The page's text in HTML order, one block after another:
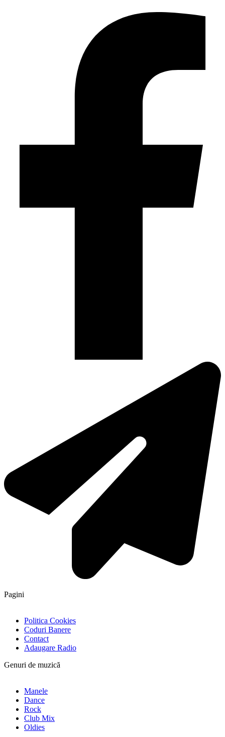
Pagini
Politica Cookies
Coduri Banere
Contact
Adaugare Radio
Genuri de muzică
Manele
Dance
Rock
Club Mix
Oldies